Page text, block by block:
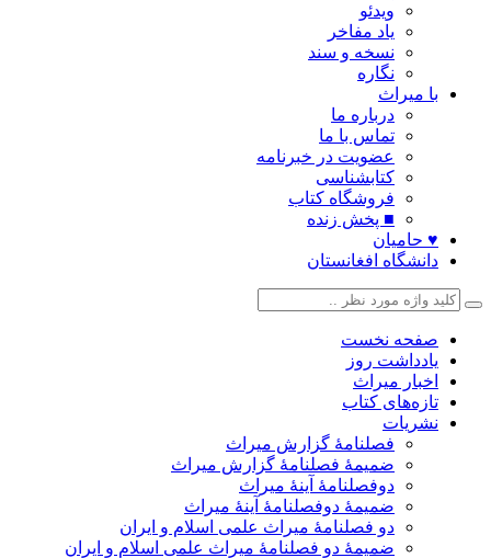
ویدئو
یاد مفاخر
نسخه و سند
نگاره
با میراث
درباره ما
تماس با ما
عضویت در خبرنامه
کتابشناسی
فروشگاه کتاب
■ پخش زنده
♥ حامیان
دانشگاه افغانستان
صفحه نخست
یادداشت روز
اخبار میراث
تازه‌های کتاب
نشریات
فصلنامۀ گزارش میراث
ضمیمۀ فصلنامۀ گزارش میراث
دوفصلنامۀ آینۀ میراث
ضمیمۀ دوفصلنامۀ آینۀ میراث
دو فصلنامۀ میراث علمی اسلام و ایران
ضمیمۀ دو فصلنامۀ میراث علمی اسلام و ایران